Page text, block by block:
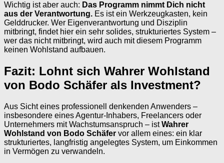
Wichtig ist aber auch: Das Programm nimmt Dich nicht
aus der Verantwortung. Es ist ein Werkzeugkasten, kein
Gelddrucker. Wer Eigenverantwortung und Disziplin
mitbringt, findet hier ein sehr solides, strukturiertes System –
wer das nicht mitbringt, wird auch mit diesem Programm
keinen Wohlstand aufbauen.
Fazit: Lohnt sich Wahrer Wohlstand
von Bodo Schäfer als Investment?
Aus Sicht eines professionell denkenden Anwenders –
insbesondere eines Agentur-Inhabers, Freelancers oder
Unternehmers mit Wachstumsanspruch – istWahrer
Wohlstand von Bodo Schäfer vor allem eines: ein klar
strukturiertes, langfristig angelegtes System, um Einkommen
in Vermögen zu verwandeln.